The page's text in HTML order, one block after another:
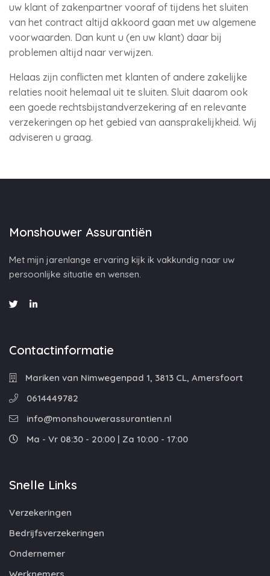
uw klant of zakenpartner vooraf of tijdens het sluiten
van het contract altijd akkoord gaan met uw algemene
voorwaarden. Dan kunt u (en uw klant) daar bij
problemen altijd naar verwijzen.
Helaas zijn conflicten met klanten of andere zakelijke
relaties nooit helemaal uit te sluiten. Sluit daarom ook
een goede rechtsbijstandverzekering af en relevante
verzekeringen op het gebied van aansprakelijkheid. Wij
adviseren u graag.
Monshouwer Assurantiën
Met mijn jarenlange ervaring kijk ik vakkundig naar uw
persoonlijke situatie en wensen.
Contactinformatie
Mariken van Nimwegenpad 1, 3813 CL, Amersfoort
0614449782
info@monshouwerassurantien.nl
Ma - Vr 08:30 - 20:00 | Za 10:00 - 17:00
Snelle Links
Verzekeringen
Bedrijfsverzekeringen
Ondernemer